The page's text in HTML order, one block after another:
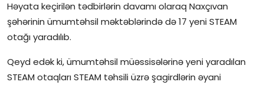
Həyata keçirilən tədbirlərin davamı olaraq Naxçıvan
şəhərinin ümumtəhsil məktəblərində də 17 yeni STEAM
otağı yaradılıb.
Qeyd edək ki, ümumtəhsil müəssisələrinə yeni yaradılan
STEAM otaqları STEAM təhsili üzrə şagirdlərin əyani